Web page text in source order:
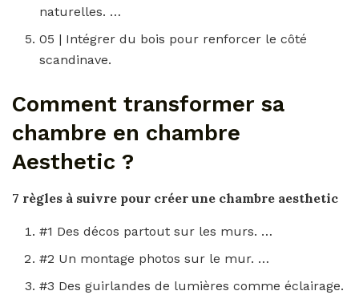
naturelles. …
05 | Intégrer du bois pour renforcer le côté
scandinave.
Comment transformer sa
chambre en chambre
Aesthetic ?
7 règles à suivre pour créer une chambre aesthetic
#1 Des décos partout sur les murs. …
#2 Un montage photos sur le mur. …
#3 Des guirlandes de lumières comme éclairage.